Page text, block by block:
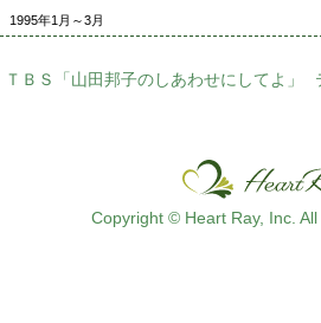
1995年1月～3月
ＴＢＳ「山田邦子のしあわせにしてよ」
Copyright © Heart Ray, Inc. All